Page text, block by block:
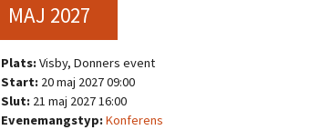
MAJ 2027
Plats:Visby, Donners event
Start: 20 maj 2027 09:00
Slut: 21 maj 2027 16:00
Evenemangstyp:Konferens